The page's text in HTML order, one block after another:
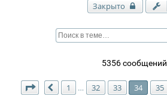
Закрыто
5356 сообщений
Страница 34 из154
Пред.
1 … 32 33 34 35